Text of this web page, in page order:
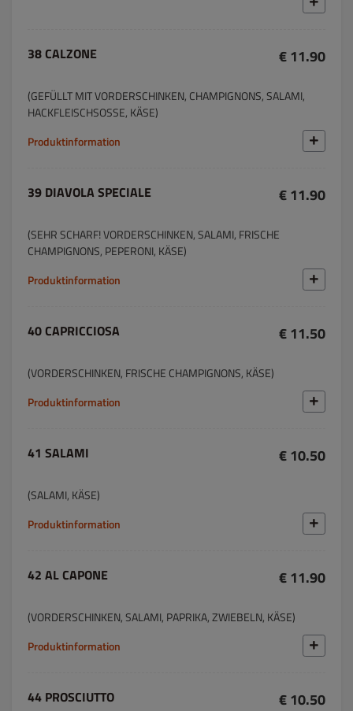
38 CALZONE € 11.90
(GEFÜLLT MIT VORDERSCHINKEN, CHAMPIGNONS, SALAMI,
HACKFLEISCHSOSSE, KÄSE)
Produktinformation
39 DIAVOLA SPECIALE € 11.90
(SEHR SCHARF! VORDERSCHINKEN, SALAMI, FRISCHE
CHAMPIGNONS, PEPERONI, KÄSE)
Produktinformation
40 CAPRICCIOSA € 11.50
(VORDERSCHINKEN, FRISCHE CHAMPIGNONS, KÄSE)
Produktinformation
41 SALAMI € 10.50
(SALAMI, KÄSE)
Produktinformation
42 AL CAPONE € 11.90
(VORDERSCHINKEN, SALAMI, PAPRIKA, ZWIEBELN, KÄSE)
Produktinformation
44 PROSCIUTTO € 10.50